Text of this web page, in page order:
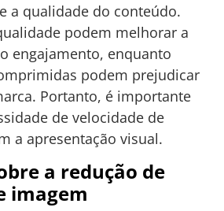
a qualidade do conteúdo.
podem melhorar a
engajamento, enquanto
podem prejudicar
Portanto, é importante
de velocidade de
a apresentação visual.
a redução de
imagem